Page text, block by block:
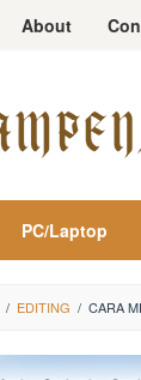
About
PC/Laptop
/ EDITING / CARA